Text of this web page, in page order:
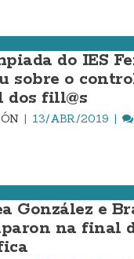
do IES
sobre o
fill@s
13/ABR./2019
González e
na final